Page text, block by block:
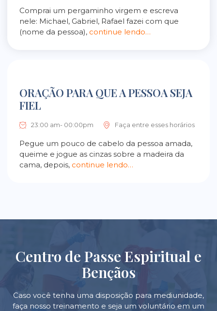
Comprai um pergaminho virgem e escreva
nele: Michael, Gabriel, Rafael fazei com que
(nome da pessoa), continue lendo…
ORAÇÃO PARA QUE A PESSOA SEJA
FIEL
23:00 am- 00:00pm Faça entre esses horários
Pegue um pouco de cabelo da pessoa amada,
queime e jogue as cinzas sobre a madeira da
cama, depois, continue lendo…
Centro de Passe Espiritual e
Bençãos
Caso você tenha uma disposição para mediunidade,
faça nosso treinamento e seja um voluntário em um